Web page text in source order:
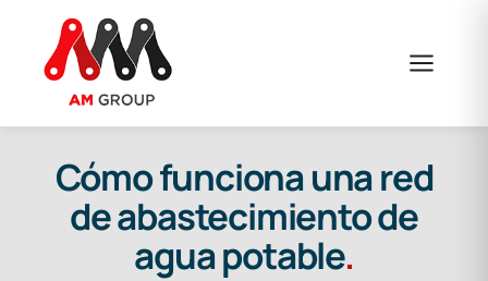
contenido
Cómo funciona una red
de abastecimiento de
agua potable.